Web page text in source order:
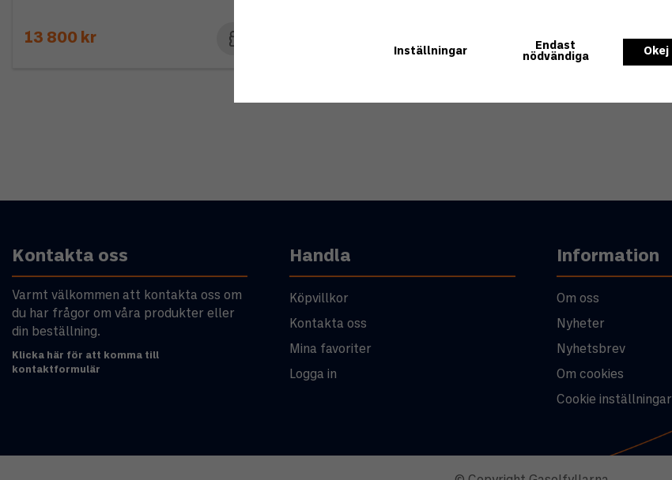
13 800 kr 2 990 kr
Kontakta oss
Varmt välkommen att kontakta oss om
du har frågor om våra produkter eller
din beställning.
Klicka här för att komma till
kontaktformulär
Handla
Köpvillkor
Kontakta oss
Mina favoriter
Logga in
Information
Om oss
Nyheter
Nyhetsbrev
Om cookies
Cookie inställningar
Inställningar
Endast
nödvändiga
Okej